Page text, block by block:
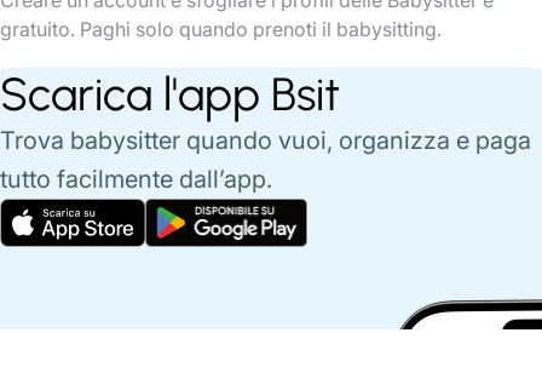
gratuito. Paghi solo quando prenoti il babysitting.
Scarica l'app Bsit
Trova babysitter quando vuoi, organizza e paga
tutto facilmente dall’app.